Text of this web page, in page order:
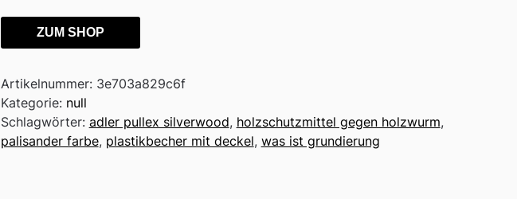
ZUM SHOP
Artikelnummer: 3e703a829c6f
Kategorie: null
Schlagwörter: adler pullex silverwood, holzschutzmittel gegen holzwurm,
palisander farbe, plastikbecher mit deckel, was ist grundierung